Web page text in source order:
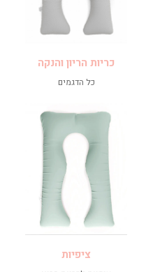
כריות הריון והנקה
כל הדגמים
ציפיות